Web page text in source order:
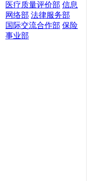
医疗质量评价部 信息
网络部 法律服务部
国际交流合作部 保险
事业部